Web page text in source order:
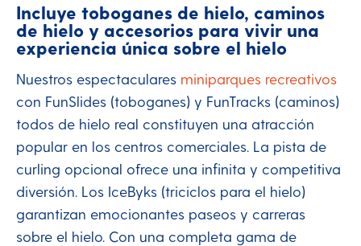
Incluye toboganes de hielo, caminos
de hielo y accesorios para vivir una
experiencia única sobre el hielo
Nuestros espectaculares miniparques recreativos
con FunSlides (toboganes) y FunTracks (caminos)
todos de hielo real constituyen una atracción
popular en los centros comerciales. La pista de
curling opcional ofrece una infinita y competitiva
diversión. Los IceByks (triciclos para el hielo)
garantizan emocionantes paseos y carreras
sobre el hielo. Con una completa gama de